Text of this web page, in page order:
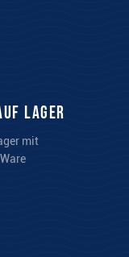
Lager
mit